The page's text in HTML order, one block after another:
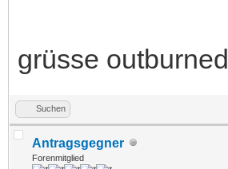
grüsse outburned
Suchen
Antragsgegner
Forenmitglied